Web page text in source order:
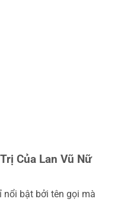
Của Lan Vũ Nữ
nổi bật bởi tên gọi mà